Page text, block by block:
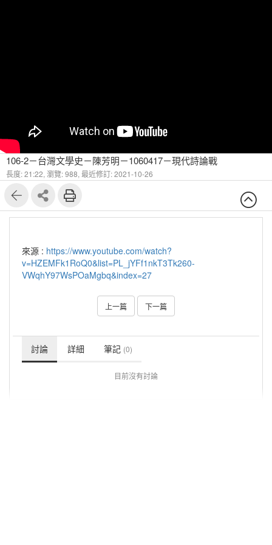
106-2－台灣文學史－陳芳明－1060417－現代詩論戰
長度: 21:22, 瀏覽: 988, 最近修訂: 2021-10-26
來源 : https://www.youtube.com/watch?
v=HZEMFk1RoQ0&list=PL_jYFf1nkT3Tk260-
VWqhY97WsPOaMgbq&index=27
上一篇 下一篇
討論 詳細 筆記 (0)
目前沒有討論